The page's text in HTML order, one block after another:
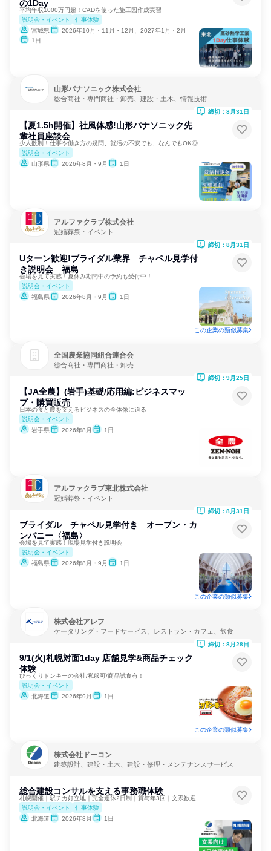
の1Day
平均年収1000万円超！CADを使った施工図作成実習
説明会・イベント
仕事体験
宮城県
2026年10月・11月・12月、2027年1月・2月
1日
山形パナソニック株式会社
総合商社・専門商社・卸売、建設・土木、情報技術
【夏1.5h開催】社風体感!山形パナソニック先
輩社員座談会
少人数制！仕事や働き方の疑問、就活の不安でも、なんでもOK◎
説明会・イベント
山形県
2026年8月・9月 1日
締切：8月31日
アルファクラブ株式会社
冠婚葬祭・イベント
Uターン歓迎!ブライダル業界 チャペル見学付
き説明会 福島
会場を見て実感！夏休み期間中の予約も受付中！
説明会・イベント
福島県
2026年8月・9月 1日
締切：8月31日
この企業の類似募集
全国農業協同組合連合会
総合商社・専門商社・卸売
【JA全農】(岩手)基礎/応用編:ビジネスマッ
プ・購買販売
日本の食と農を支えるビジネスの全体像に迫る
説明会・イベント
岩手県
2026年8月 1日
締切：9月25日
アルファクラブ東北株式会社
冠婚葬祭・イベント
ブライダル チャペル見学付き オープン・カ
ンパニー〈福島〉
会場を見て実感！現場見学付き説明会
説明会・イベント
福島県
2026年8月・9月 1日
締切：8月31日
この企業の類似募集
株式会社アレフ
ケータリング・フードサービス、レストラン・カフェ、飲食
9/1(火)札幌対面1day 店舗見学&商品チェック
体験
びっくりドンキーの会社/私服可/商品試食有！
説明会・イベント
北海道
2026年9月 1日
締切：8月28日
この企業の類似募集
株式会社ドーコン
建築設計、建設・土木、建設・修理・メンテナンスサービス
総合建設コンサルを支える事務職体験
札幌開催｜駅チカ好立地｜完全週休2日制｜賞与年3回｜文系歓迎
説明会・イベント
仕事体験
北海道
2026年8月 1日